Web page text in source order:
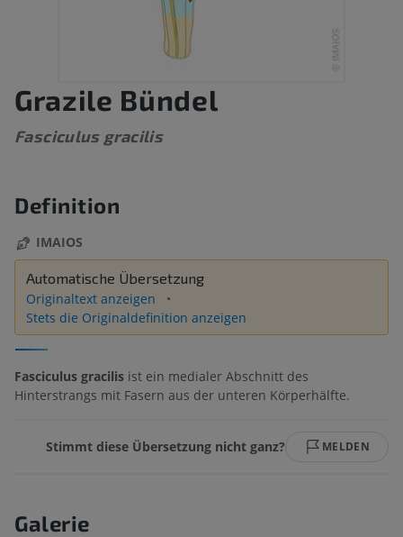
Grazile Bündel
Fasciculus gracilis
Definition
IMAIOS
Automatische Übersetzung
Originaltext anzeigen
Stets die Originaldefinition anzeigen
Fasciculus gracilis ist ein medialer Abschnitt des
Hinterstrangs mit Fasern aus der unteren Körperhälfte.
Stimmt diese Übersetzung nicht ganz? MELDEN
Galerie